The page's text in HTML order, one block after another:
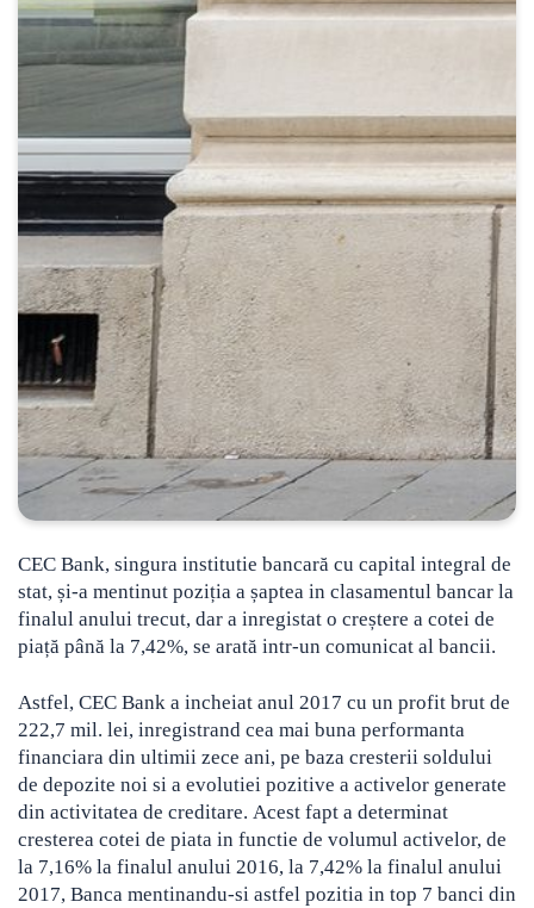
CEC Bank, singura institutie bancară cu capital integral de
stat, și-a mentinut poziția a șaptea in clasamentul bancar la
finalul anului trecut, dar a inregistat o creștere a cotei de
piață până la 7,42%, se arată intr-un comunicat al bancii.
Astfel, CEC Bank a incheiat anul 2017 cu un profit brut de
222,7 mil. lei, inregistrand cea mai buna performanta
financiara din ultimii zece ani, pe baza cresterii soldului
de depozite noi si a evolutiei pozitive a activelor generate
din activitatea de creditare. Acest fapt a determinat
cresterea cotei de piata in functie de volumul activelor, de
la 7,16% la finalul anului 2016, la 7,42% la finalul anului
2017, Banca mentinandu-si astfel pozitia in top 7 banci din